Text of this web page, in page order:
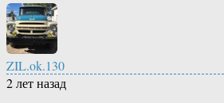
ZIL.ok.130
2 лет назад